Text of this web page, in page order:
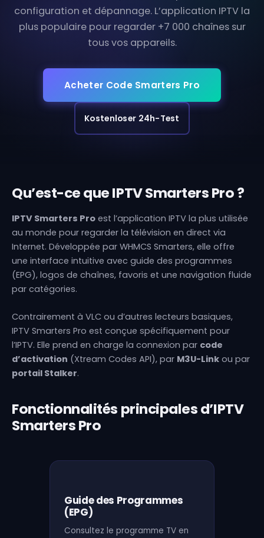
configuration et dépannage. L’application IPTV la
plus populaire pour regarder +7 000 chaînes sur
tous vos appareils.
Acheter Code Smarters Pro
Kostenloser 24h-Test
Qu’est-ce que IPTV Smarters Pro ?
IPTV Smarters Pro est l’application IPTV la plus utilisée
au monde pour regarder la télévision en direct via
Internet. Développée par WHMCS Smarters, elle offre
une interface intuitive avec guide des programmes
(EPG), logos de chaînes, favoris et une navigation fluide
par catégories.
Contrairement à VLC ou d’autres lecteurs basiques,
IPTV Smarters Pro est conçue spécifiquement pour
l’IPTV. Elle prend en charge la connexion par code
d’activation (Xtream Codes API), par M3U-Link ou par
portail Stalker.
Fonctionnalités principales d’IPTV
Smarters Pro
Guide des Programmes
(EPG)
Consultez le programme TV en